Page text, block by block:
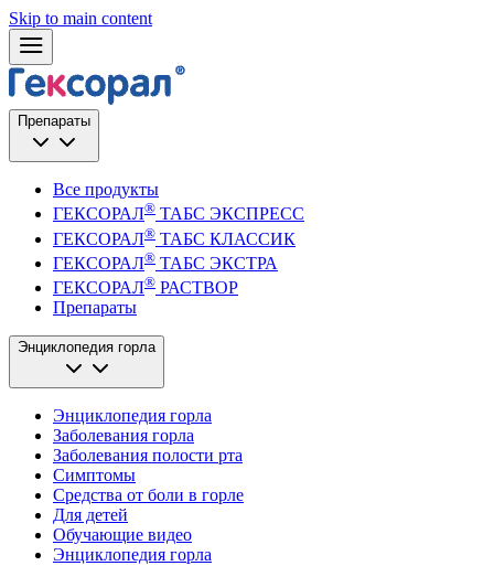
Skip to main content
Препараты
Все продукты
ГЕКСОРАЛ® ТАБС ЭКСПРЕСС
ГЕКСОРАЛ® ТАБС КЛАССИК
ГЕКСОРАЛ® ТАБС ЭКСТРА
ГЕКСОРАЛ® РАСТВОР
Препараты
Энциклопедия горла
Энциклопедия горла
Заболевания горла
Заболевания полости рта
Симптомы
Средства от боли в горле
Для детей
Обучающие видео
Энциклопедия горла